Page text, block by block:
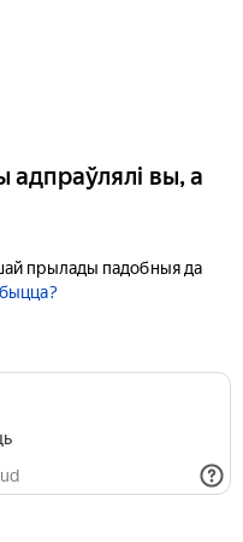
адпраўлялі вы, а
прылады падобныя да